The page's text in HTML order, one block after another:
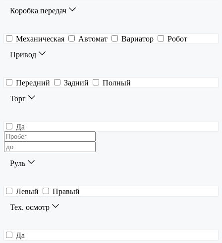
Коробка передач
Механическая Автомат Вариатор
Робот
Привод
Передний Задний
Полный
Торг
Да
Руль
Левый
Правый
Тех. осмотр
Да